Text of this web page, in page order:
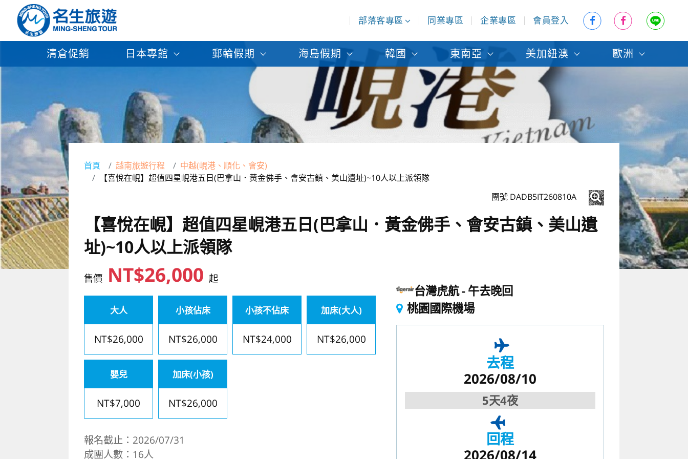
部落客專區 同業專區 企業專區 會員登入
清倉促銷 日本專館 郵輪假期 海島假期 韓國 東南亞 美加紐澳 歐洲
首頁 越南旅遊行程
中越(峴港、順化、會安)
【喜悅在峴】超值四星峴港五日(巴拿山．黃金佛手、會安古鎮、美山遺址)~10人以上派領隊
團號 DADB5IT260810A
【喜悅在峴】超值四星峴港五日(巴拿山．黃金佛手、會安古鎮、美山遺
址)~10人以上派領隊
售價 NT$26,000起
大人
NT$26,000
小孩佔床
NT$26,000
小孩不佔床
NT$24,000
加床(大人)
NT$26,000
嬰兒
NT$7,000
加床(小孩)
NT$26,000
報名截止：2026/07/31
成團人數：16人
台灣虎航 午去晚回
桃園國際機場
去程
2026/08/10
5天4夜
回程
2026/08/14